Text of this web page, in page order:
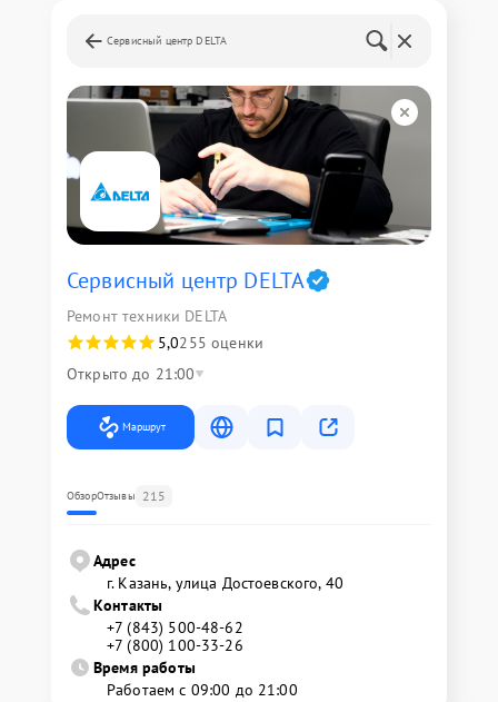
Сервисный центр DELTA
Сервисный центр DELTA
Ремонт техники DELTA
5,0255 оценки
Открыто до 21:00
Маршрут
ОбзорОтзывы 215
Адрес
г. Казань, улица Достоевского, 40
Контакты
+7 (843) 500-48-62
+7 (800) 100-33-26
Время работы
Работаем с 09:00 до 21:00